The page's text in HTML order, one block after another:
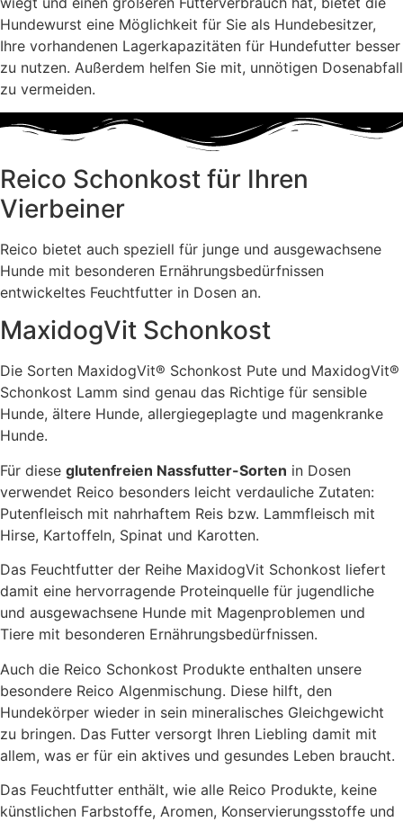
Hundewurst eine Möglichkeit für Sie als Hundebesitzer,
Ihre vorhandenen Lagerkapazitäten für Hundefutter besser
zu nutzen. Außerdem helfen Sie mit, unnötigen Dosenabfall
zu vermeiden.
Reico Schonkost für Ihren
Vierbeiner
Reico bietet auch speziell für junge und ausgewachsene
Hunde mit besonderen Ernährungsbedürfnissen
entwickeltes Feuchtfutter in Dosen an.
MaxidogVit Schonkost
Die Sorten MaxidogVit® Schonkost Pute und MaxidogVit®
Schonkost Lamm sind genau das Richtige für sensible
Hunde, ältere Hunde, allergiegeplagte und magenkranke
Hunde.
Für diese glutenfreien Nassfutter-Sorten in Dosen
verwendet Reico besonders leicht verdauliche Zutaten:
Putenfleisch mit nahrhaftem Reis bzw. Lammfleisch mit
Hirse, Kartoffeln, Spinat und Karotten.
Das Feuchtfutter der Reihe MaxidogVit Schonkost liefert
damit eine hervorragende Proteinquelle für jugendliche
und ausgewachsene Hunde mit Magenproblemen und
Tiere mit besonderen Ernährungsbedürfnissen.
Auch die Reico Schonkost Produkte enthalten unsere
besondere Reico Algenmischung. Diese hilft, den
Hundekörper wieder in sein mineralisches Gleichgewicht
zu bringen. Das Futter versorgt Ihren Liebling damit mit
allem, was er für ein aktives und gesundes Leben braucht.
Das Feuchtfutter enthält, wie alle Reico Produkte, keine
künstlichen Farbstoffe, Aromen, Konservierungsstoffe und